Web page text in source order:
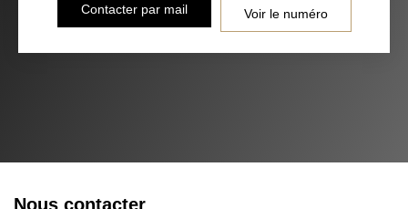
Contacter par mail Voir le numéro
Nous contacter